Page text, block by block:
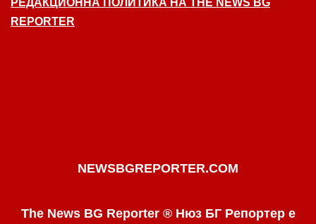
REPORTER
NEWSBGREPORTER.COM
The News BG Reporter ® Нюз БГ Репортер е